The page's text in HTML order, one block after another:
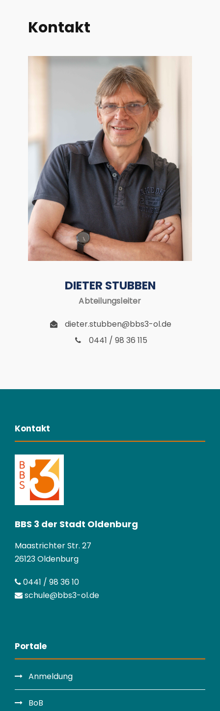
Kontakt
DIETER STUBBEN
Abteilungsleiter
dieter.stubben@bbs3-ol.de
0441 / 98 36 115
Kontakt
BBS 3 der Stadt Oldenburg
Maastrichter Str. 27
26123 Oldenburg
0441 / 98 36 10
schule@bbs3-ol.de
Portale
Anmeldung
BoB